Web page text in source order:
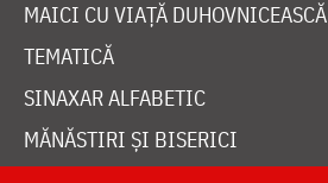
MAICI CU VIAȚĂ DUHOVNICEASCĂ
TEMATICĂ
SINAXAR ALFABETIC
MĂNĂSTIRI ȘI BISERICI